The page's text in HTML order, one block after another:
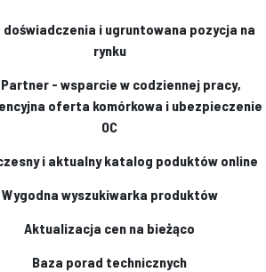
i ugruntowana pozycja na
rynku
Partner - wsparcie w codziennej pracy,
oferta komórkowa i ubezpieczenie
OC
i aktualny katalog poduktów online
Wygodna wyszukiwarka produktów
Aktualizacja cen na bieżąco
Baza porad technicznych